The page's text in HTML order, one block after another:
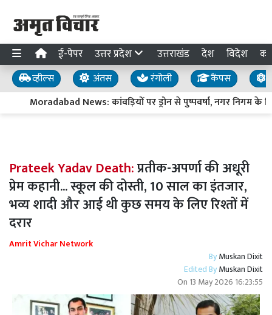
ई-पेपर उत्तर प्रदेश उत्तराखंड देश विदेश
व्हील्स अंतस रंगोली कैंपस
Moradabad News: कांवड़ियों पर ड्रोन से पुष्पवर्षा, नगर निगम के
Prateek Yadav Death:प्रतीक-अपर्णा की अधूरी
प्रेम कहानी... स्कूल की दोस्ती, 10 साल का इंतजार,
भव्य शादी और आई थी कुछ समय के लिए रिश्तों में
दरार
Amrit Vichar Network
ByMuskan Dixit
Edited ByMuskan Dixit
On 13 May 2026 16:23:55